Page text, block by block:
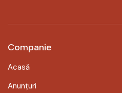
Companie
Acasă
Anunțuri